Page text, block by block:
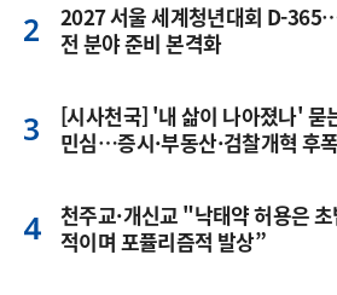
2027 서울 세계청년대회 D-
전 분야 준비 본격화
[시사천국] '내 삶이 나아졌나' 묻
민심…증시·부동산·검찰개혁 후폭
천주교·개신교 "낙태약 허용은 초
적이며 포퓰리즘적 발상”